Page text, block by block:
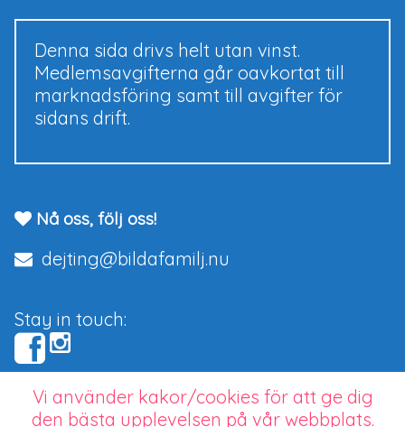
Denna sida drivs helt utan vinst.
Medlemsavgifterna går oavkortat till
marknadsföring samt till avgifter för
sidans drift.
Nå oss, följ oss!
dejting@bildafamilj.nu
Stay in touch:
Copyright © 2026 bildafamilj.nu.
Vi använder kakor/cookies för att ge dig
den bästa upplevelsen på vår webbplats.